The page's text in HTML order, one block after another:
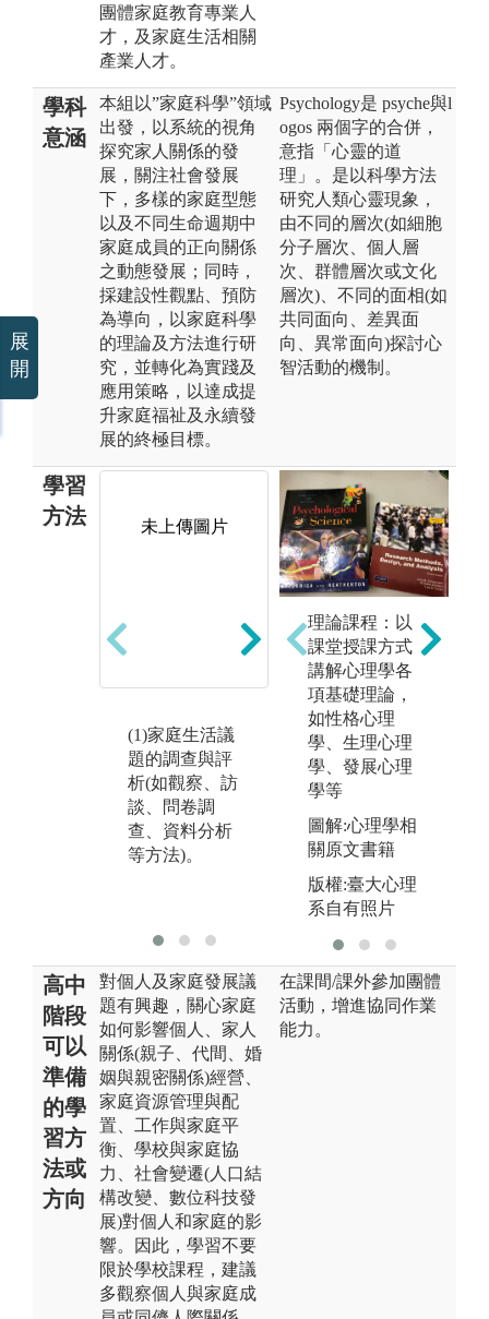
團體家庭教育專業人
才，及家庭生活相關
產業人才。
學科
意涵
本組以”家庭科學”領域
出發，以系統的視角
探究家人關係的發
展，關注社會發展
下，多樣的家庭型態
以及不同生命週期中
家庭成員的正向關係
之動態發展；同時，
採建設性觀點、預防
為導向，以家庭科學
的理論及方法進行研
究，並轉化為實踐及
應用策略，以達成提
升家庭福祉及永續發
展的終極目標。
Psychology是 psyche與l
ogos 兩個字的合併，
意指「心靈的道
理」。是以科學方法
研究人類心靈現象，
由不同的層次(如細胞
分子層次、個人層
次、群體層次或文化
層次)、不同的面相(如
共同面向、差異面
向、異常面向)探討心
智活動的機制。
學習
方法
未上傳圖片
(1)家庭生活議
題的調查與評
析(如觀察、訪
談、問卷調
查、資料分析
等方法)。
未上傳圖片
(2)家庭生活教
育的實作(如設
計教學或方
實習，進行推
廣及職涯探
索。
理論課程：以
課堂授課方式
講解心理學各
項基礎理論，
如性格心理
學、生理心理
學、發展心理
學等
圖解:心理學相
關原文書籍
版權:臺大心理
系自有照片
高中
階段
可以
準備
的學
習方
法或
方向
對個人及家庭發展議
題有興趣，關心家庭
如何影響個人、家人
關係(親子、代間、婚
姻與親密關係)經營、
家庭資源管理與配
置、工作與家庭平
衡、學校與家庭協
力、社會變遷(人口結
構改變、數位科技發
展)對個人和家庭的影
響。因此，學習不要
限於學校課程，建議
多觀察個人與家庭成
在課間/課外參加團體
活動，增進協同作業
能力。
展
開